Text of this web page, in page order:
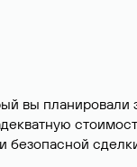
вы планировали
безопасной